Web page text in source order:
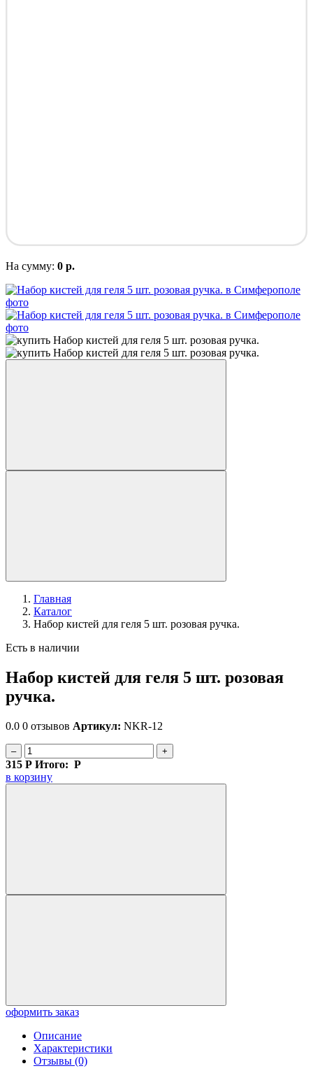
На сумму: 0 р.
Главная
Каталог
Набор кистей для геля 5 шт. розовая ручка.
Есть в наличии
Набор кистей для геля 5 шт. розовая
ручка.
0.0 0 отзывов Артикул: NKR-12
– +
315 Р Итого: Р
в корзину
оформить заказ
Описание
Характеристики
Отзывы (0)